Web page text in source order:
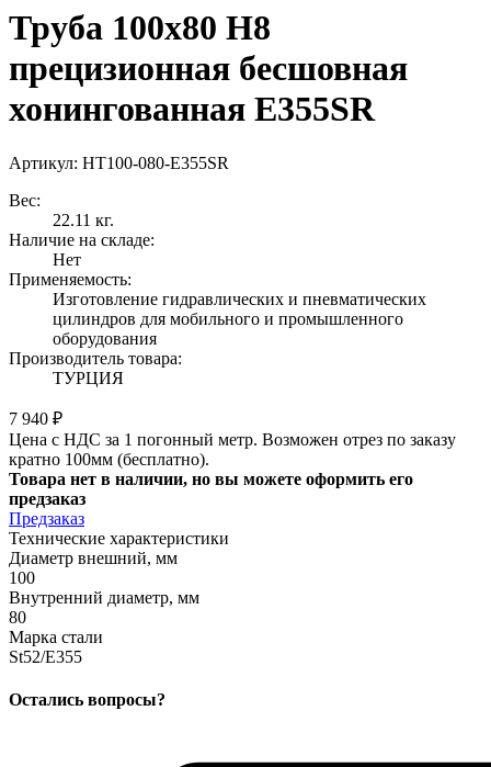
Труба 100x80 Н8
прецизионная бесшовная
хонингованная Е355SR
Артикул: HT100-080-Е355SR
Вес:
22.11 кг.
Наличие на складе:
Нет
Применяемость:
Изготовление гидравлических и пневматических
цилиндров для мобильного и промышленного
оборудования
Производитель товара:
ТУРЦИЯ
7 940 ₽
Цена с НДС за 1 погонный метр. Возможен отрез по заказу
кратно 100мм (бесплатно).
Товара нет в наличии, но вы можете оформить его
предзаказ
Предзаказ
Технические характеристики
Диаметр внешний, мм
100
Внутренний диаметр, мм
80
Марка стали
St52/E355
Остались вопросы?